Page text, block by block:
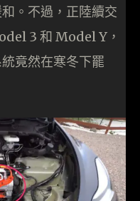
。不過，正陸續交
3 和 Model Y，
竟然在寒冬下罷